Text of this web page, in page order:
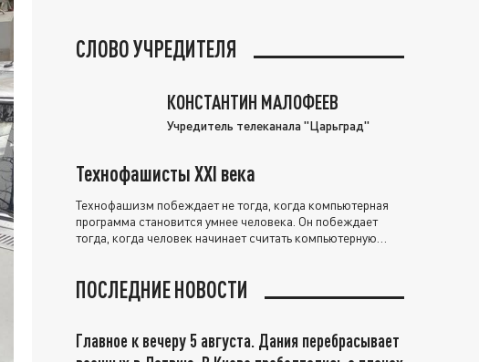
СЛОВО УЧРЕДИТЕЛЯ
КОНСТАНТИН МАЛОФЕЕВ
Учредитель телеканала "Царьград"
Технофашисты XXI века
Технофашизм побеждает не тогда, когда компьютерная
программа становится умнее человека. Он побеждает
тогда, когда человек начинает считать компьютерную
ПОСЛЕДНИЕ НОВОСТИ
Главное к вечеру 5 августа. Дания перебрасывает